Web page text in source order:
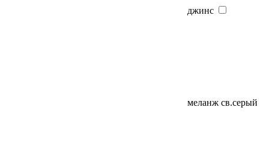
джинс
меланж св.серый